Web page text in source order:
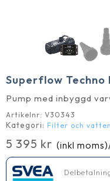
Superflow Techno
Pump med inbyggd
Artikelnr: V30343
Kategori: Filter och
5 395 kr (inkl moms)